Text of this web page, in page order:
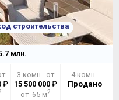
строительства
млн.
₽
3 комн. от
15 500 000 ₽
от 65 м2
4 комн.
Продано